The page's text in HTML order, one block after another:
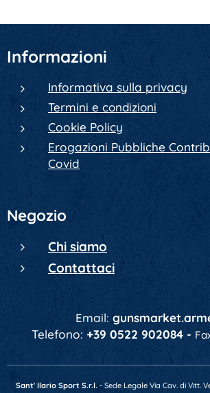
Informazioni
Informativa sulla privacy
Termini e condizioni
Cookie Policy
Erogazioni Pubbliche
Covid
Negozio
Chi siamo
Contattaci
Email:
Telefono: +39 0522 902084 -
Sant' Ilario Sport S.r.l. - Sede Legale Via Cav. di Vitt.